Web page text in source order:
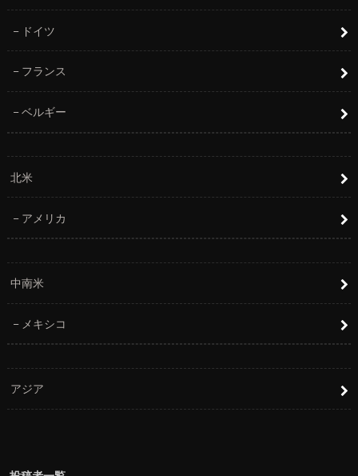
ドイツ
フランス
ベルギー
北米
アメリカ
中南米
メキシコ
アジア